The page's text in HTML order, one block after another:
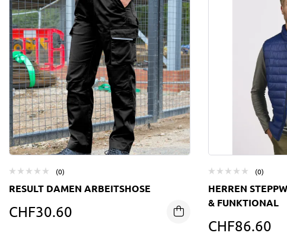
(0)
RESULT DAMEN ARBEITSHOSE
CHF30.60
(0)
HERREN
& FUNKTIONAL
CHF86.60